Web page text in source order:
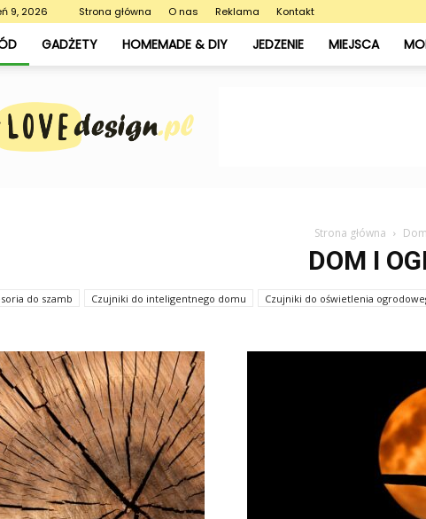
9, 2026 Strona główna O nas Reklama Kontakt
GADŻETY HOMEMADE & DIY JEDZENIE MIEJSCA
Strona główna
DOM I
do szamb Czujniki do inteligentnego domu Czujniki do oświetlenia